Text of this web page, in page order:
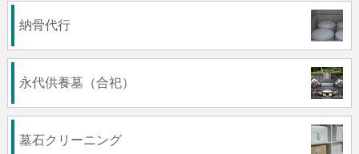
納骨代行
永代供養墓（合祀）
墓石クリーニング